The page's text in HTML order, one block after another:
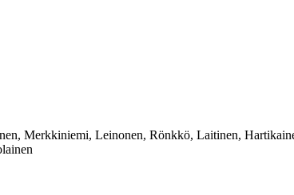
Merkkiniemi, Leinonen, Rönkkö, Laitinen,